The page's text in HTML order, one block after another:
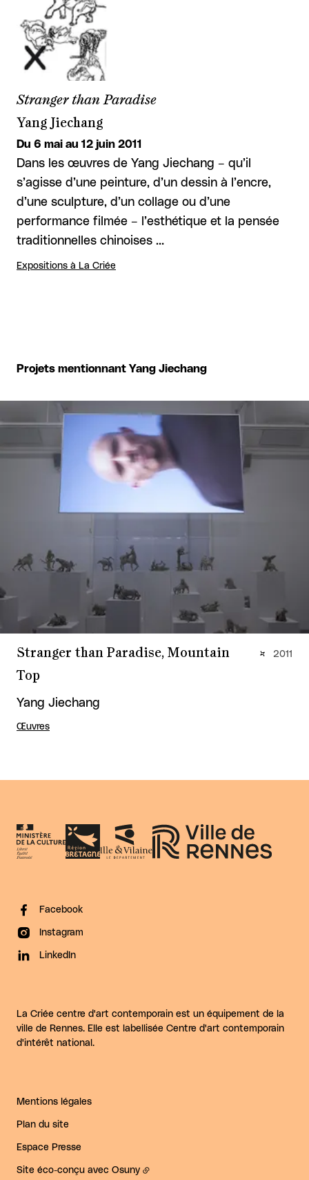
Stranger than Paradise
Yang Jiechang
Du 6 mai au 12 juin 2011
Dans les œuvres de Yang Jiechang – qu’il
s’agisse d’une peinture, d’un dessin à l’encre,
d’une sculpture, d’un collage ou d’une
performance filmée – l’esthétique et la pensée
traditionnelles chinoises …
Expositions à La Criée
Projets mentionnant Yang Jiechang
Stranger than Paradise, Mountain
Top
Yang Jiechang
Œuvres
2011
Facebook
Instagram
LinkedIn
La Criée centre d'art contemporain est un équipement de la
ville de Rennes. Elle est labellisée Centre d'art contemporain
d'intérêt national.
Mentions légales
Plan du site
Espace Presse
Site éco-conçu avec Osuny